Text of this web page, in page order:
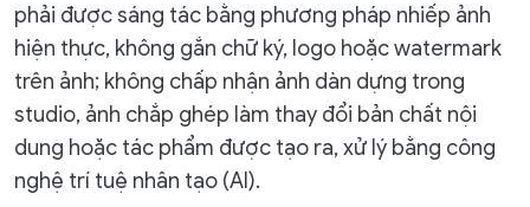
phải được sáng tác bằng phương pháp nhiếp ảnh
hiện thực, không gắn chữ ký, logo hoặc watermark
trên ảnh; không chấp nhận ảnh dàn dựng trong
studio, ảnh chắp ghép làm thay đổi bản chất nội
dung hoặc tác phẩm được tạo ra, xử lý bằng công
nghệ trí tuệ nhân tạo (AI).